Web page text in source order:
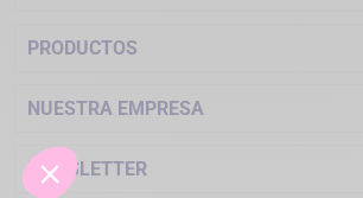
PRODUCTOS
NUESTRA EMPRESA
NEWSLETTER